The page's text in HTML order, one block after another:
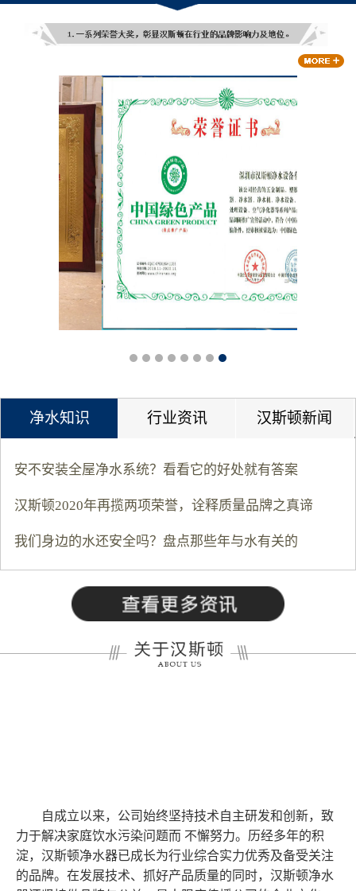
净水知识 行业资讯 汉斯顿新闻
安不安装全屋净水系统？看看它的好处就有答案
汉斯顿2020年再揽两项荣誉，诠释质量品牌之真谛
我们身边的水还安全吗？盘点那些年与水有关的
自成立以来，公司始终坚持技术自主研发和创新，致
力于解决家庭饮水污染问题而 不懈努力。历经多年的积
淀，汉斯顿净水器已成长为行业综合实力优秀及备受关注
的品牌。在发展技术、抓好产品质量的同时，汉斯顿净水